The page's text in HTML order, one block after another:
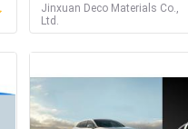
Jinxuan Deco Materials Co.,
Ltd.